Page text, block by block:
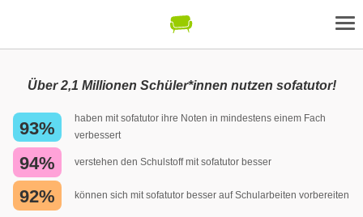
Über 2,1 Millionen Schüler*innen nutzen sofatutor!
93%
haben mit sofatutor ihre Noten in mindestens einem Fach
verbessert
94% verstehen den Schulstoff mit sofatutor besser
92% können sich mit sofatutor besser auf Schularbeiten vorbereiten